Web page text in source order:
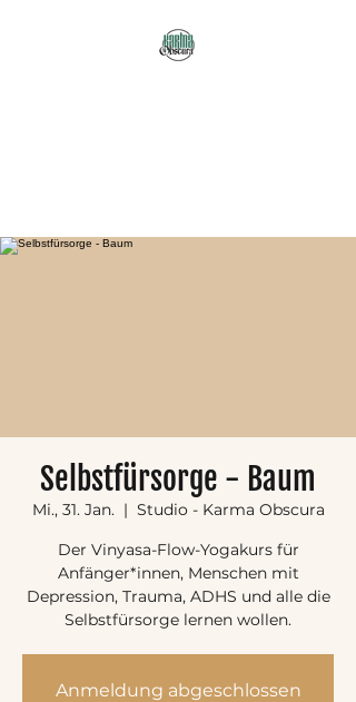
Selbstfürsorge - Baum
Mi., 31. Jan.
  |
Studio - Karma Obscura
Der Vinyasa-Flow-Yogakurs für
Anfänger*innen, Menschen mit
Depression, Trauma, ADHS und alle die
Selbstfürsorge lernen wollen.
Anmeldung abgeschlossen